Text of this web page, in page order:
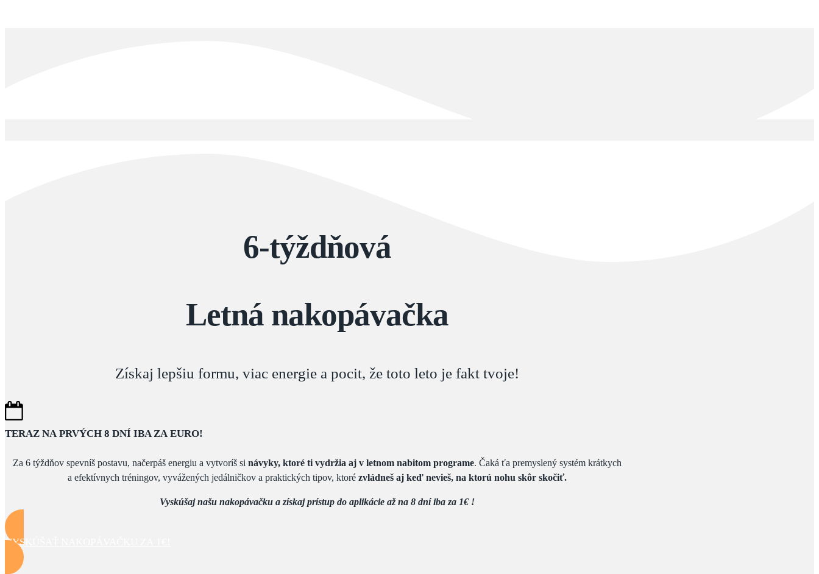
6-týždňová
Letná nakopávačka
Získaj lepšiu formu, viac energie a pocit, že toto leto je fakt tvoje!
TERAZ NA PRVÝCH 8 DNÍ IBA ZA EURO!
Za 6 týždňov spevníš postavu, načerpáš energiu a vytvoríš si návyky, ktoré ti vydržia aj v letnom nabitom programe. Čaká ťa premyslený systém krátkych
a efektívnych tréningov, vyvážených jedálničkov a praktických tipov, ktoré zvládneš aj keď nevieš, na ktorú nohu skôr skočiť.
Vyskúšaj našu nakopávačku a získaj prístup do aplikácie až na 8 dní iba za 1€ !
VYSKÚŠAŤ NAKOPÁVAČKU ZA 1€!